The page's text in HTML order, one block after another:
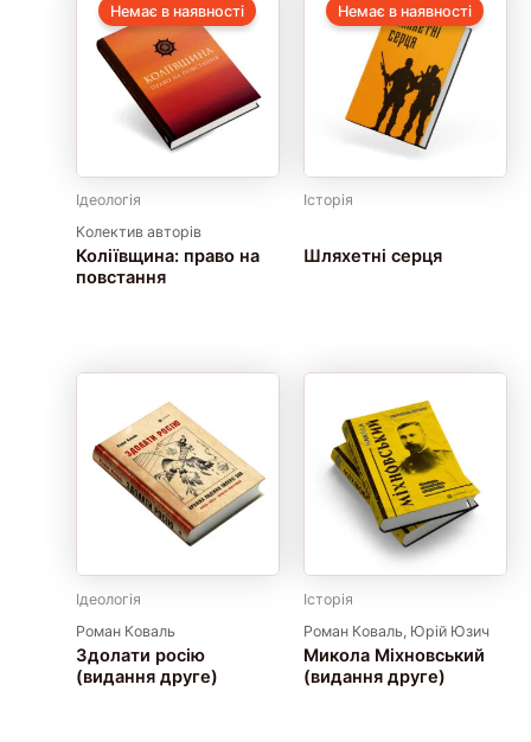
Немає в наявності
Ідеологія
Колектив авторів
Коліївщина: право на
повстання
Немає в наявності
Історія
Шляхетні серця
Ідеологія
Роман Коваль
Здолати росію
(видання друге)
Історія
Роман Коваль, Юрій Юзич
Микола Міхновський
(видання друге)